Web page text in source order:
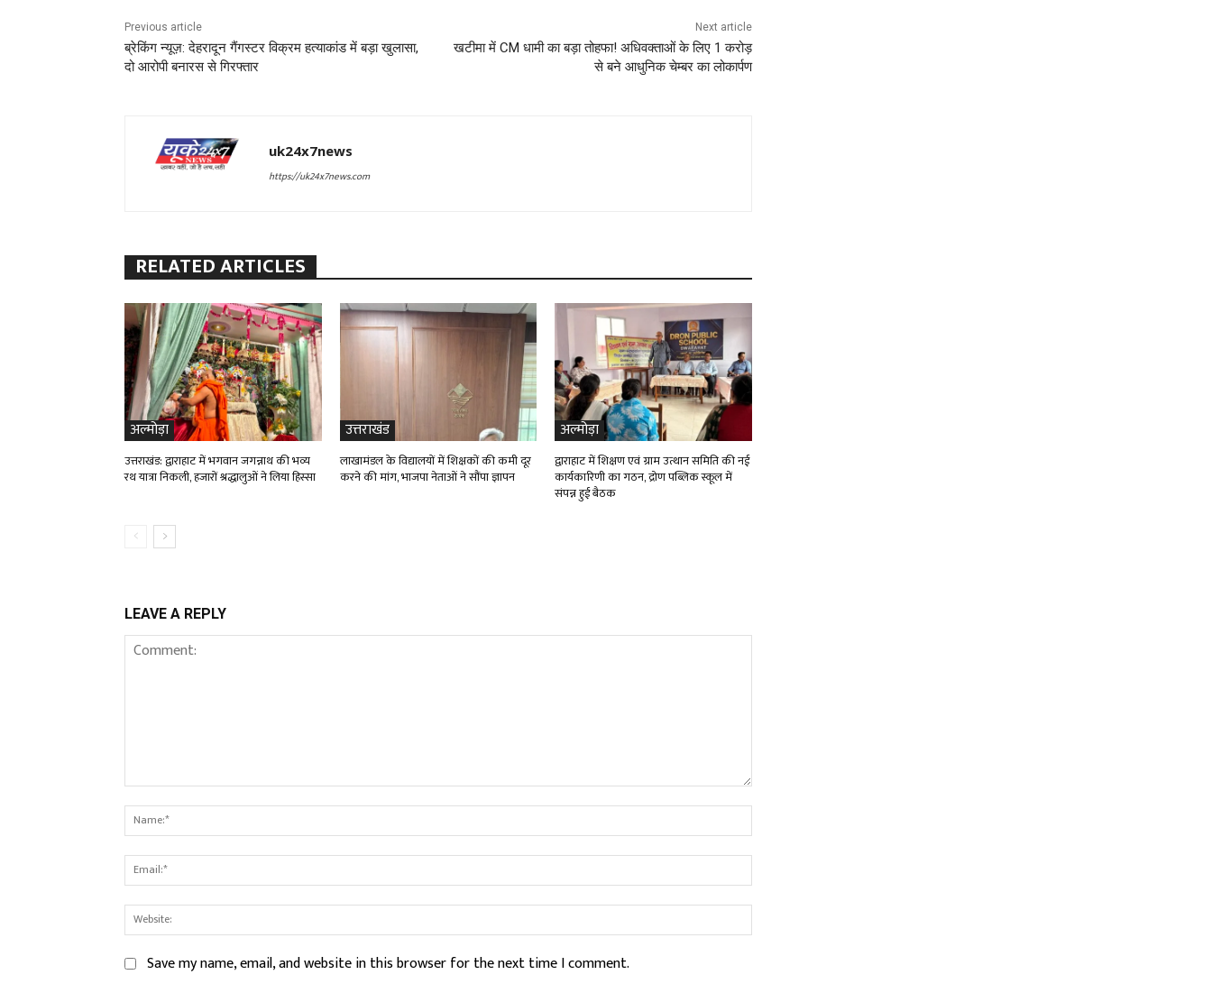
Previous article
ब्रेकिंग न्यूज़: देहरादून गैंगस्टर विक्रम हत्याकांड में बड़ा खुलासा,
दो आरोपी बनारस से गिरफ्तार
Next article
खटीमा में CM धामी का बड़ा तोहफा! अधिवक्ताओं के लिए 1 करोड़
से बने आधुनिक चेम्बर का लोकार्पण
uk24x7news
https://uk24x7news.com
RELATED ARTICLES
अल्मोड़ा
उत्तराखंड: द्वाराहाट में भगवान जगन्नाथ की भव्य
रथ यात्रा निकली, हजारों श्रद्धालुओं ने लिया हिस्सा
उत्तराखंड
लाखामंडल के विद्यालयों में शिक्षकों की कमी दूर
करने की मांग, भाजपा नेताओं ने सौंपा ज्ञापन
अल्मोड़ा
द्वाराहाट में शिक्षण एवं ग्राम उत्थान समिति की नई
कार्यकारिणी का गठन, द्रोण पब्लिक स्कूल में
संपन्न हुई बैठक
LEAVE A REPLY
Comment:
Name:*
Email:*
Website:
Save my name, email, and website in this browser for the next time I comment.